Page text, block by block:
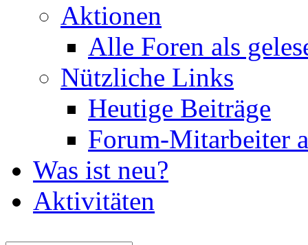
Aktionen
Alle Foren als
Nützliche Links
Heutige Beiträge
Forum-Mitarbeiter
Was ist neu?
Aktivitäten